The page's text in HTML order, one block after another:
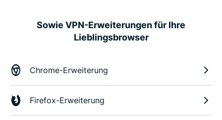
Sowie VPN-Erweiterungen für Ihre
Lieblingsbrowser
Chrome-Erweiterung
Firefox-Erweiterung